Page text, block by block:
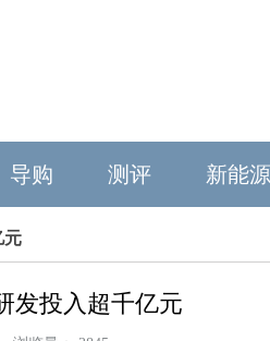
导购 测评 新能源
元
发投入超千亿元